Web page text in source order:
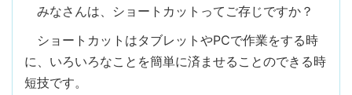
みなさんは、ショートカットってご存じですか？
ショートカットはタブレットやPCで作業をする時
に、いろいろなことを簡単に済ませることのできる時
短技です。